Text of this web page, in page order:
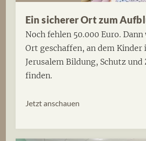
Ein sicherer Ort zum
Noch fehlen 50.000 Euro. Dann
Ort geschaffen, an dem Kinder
Jerusalem Bildung, Schutz und
finden.
Jetzt anschauen